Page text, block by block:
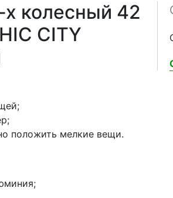
колесный 42
CITY
положить мелкие вещи.